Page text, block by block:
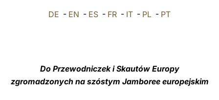
中文
DE - EN - ES - FR - IT - PL - PT
Do Przewodniczek i Skautów Europy
zgromadzonych na szóstym Jamboree europejskim